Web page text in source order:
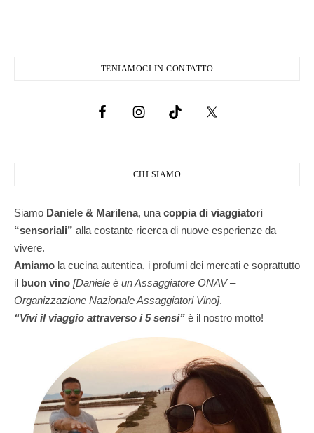
TENIAMOCI IN CONTATTO
CHI SIAMO
Siamo Daniele & Marilena, una coppia di viaggiatori
“sensoriali” alla costante ricerca di nuove esperienze da
vivere.
Amiamo la cucina autentica, i profumi dei mercati e soprattutto
il buon vino [Daniele è un Assaggiatore ONAV –
Organizzazione Nazionale Assaggiatori Vino].
“Vivi il viaggio attraverso i 5 sensi” è il nostro motto!